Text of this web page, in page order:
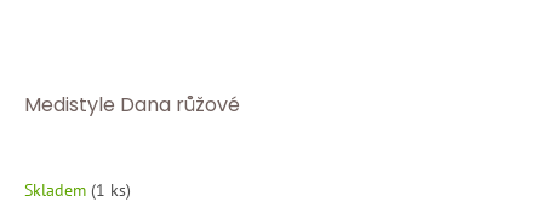
Medistyle Dana růžové
Skladem (1 ks)